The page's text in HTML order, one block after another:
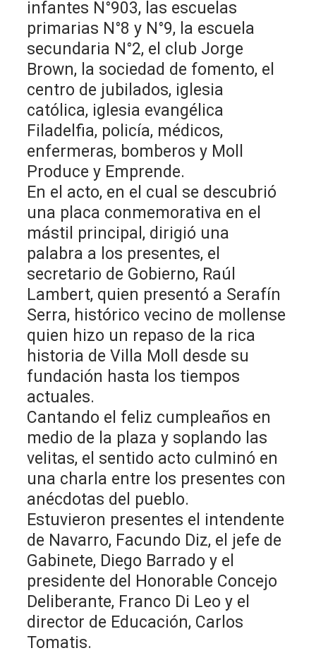
infantes N°903, las escuelas
primarias N°8 y N°9, la escuela
secundaria N°2, el club Jorge
Brown, la sociedad de fomento, el
centro de jubilados, iglesia
católica, iglesia evangélica
Filadelfia, policía, médicos,
enfermeras, bomberos y Moll
Produce y Emprende.
En el acto, en el cual se descubrió
una placa conmemorativa en el
mástil principal, dirigió una
palabra a los presentes, el
secretario de Gobierno, Raúl
Lambert, quien presentó a Serafín
Serra, histórico vecino de mollense
quien hizo un repaso de la rica
historia de Villa Moll desde su
fundación hasta los tiempos
actuales.
Cantando el feliz cumpleaños en
medio de la plaza y soplando las
velitas, el sentido acto culminó en
una charla entre los presentes con
anécdotas del pueblo.
Estuvieron presentes el intendente
de Navarro, Facundo Diz, el jefe de
Gabinete, Diego Barrado y el
presidente del Honorable Concejo
Deliberante, Franco Di Leo y el
director de Educación, Carlos
Tomatis.